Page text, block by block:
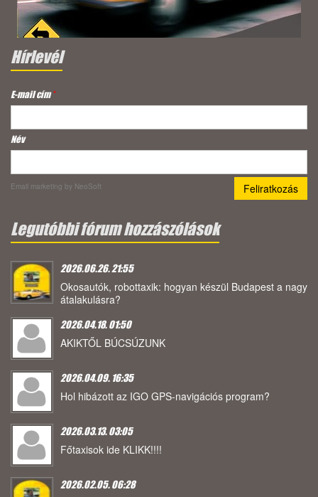
Hírlevél
E-mail cím*
Név
Email marketing by NeoSoft
Legutóbbi fórum hozzászólások
2026.06.26. 21:55
Okosautók, robottaxik: hogyan készül Budapest a nagy
átalakulásra?
2026.04.18. 01:50
AKIKTŐL BÚCSÚZUNK
2026.04.09. 16:35
Hol hibázott az IGO GPS-navigációs program?
2026.03.13. 03:05
Főtaxisok ide KLIKK!!!!
2026.02.05. 06:28